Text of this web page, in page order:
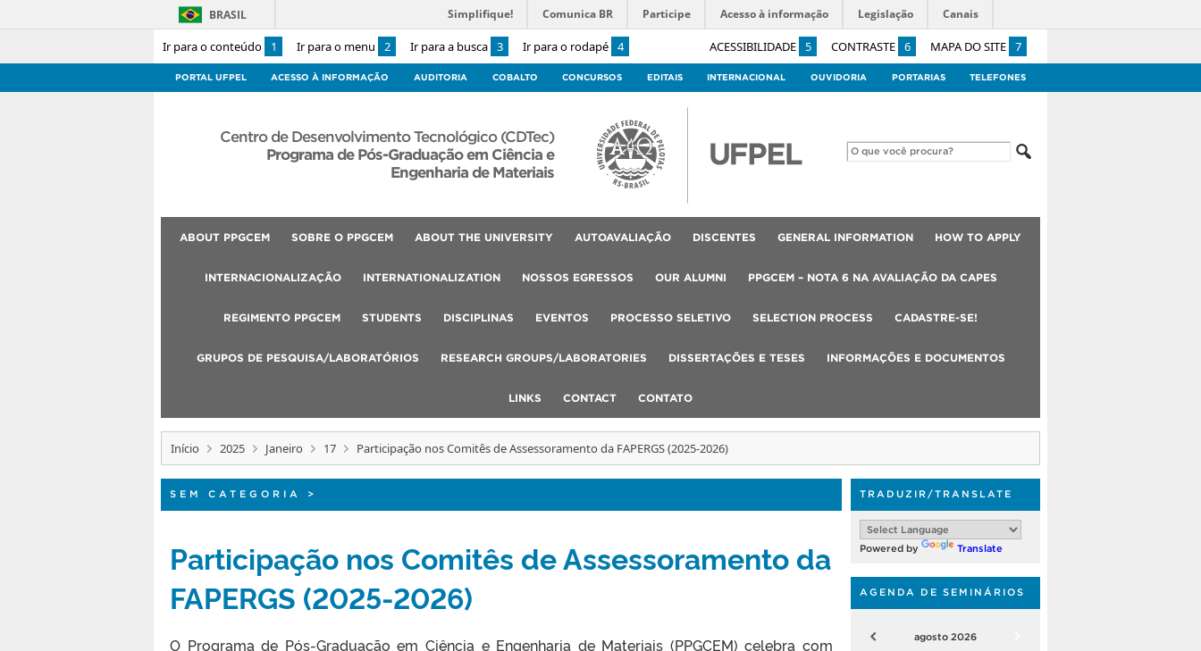
Ir para o conteúdo 1 Ir para o menu 2 Ir para a busca 3 Ir para o rodapé 4 ACESSIBILIDADE 5 CONTRASTE 6 MAPA DO SITE 7
BRASIL Simplifique! Comunica BR Participe Acesso à informação Legislação Canais
PORTAL UFPEL ACESSO À INFORMAÇÃO AUDITORIA COBALTO CONCURSOS EDITAIS INTERNACIONAL OUVIDORIA PORTARIAS TELEFONES
Centro de Desenvolvimento Tecnológico (CDTec)
Programa de Pós-Graduação em Ciência e
Engenharia de Materiais
ABOUT PPGCEM SOBRE O PPGCEM ABOUT THE UNIVERSITY AUTOAVALIAÇÃO DISCENTES GENERAL INFORMATION HOW TO APPLY
INTERNACIONALIZAÇÃO INTERNATIONALIZATION NOSSOS EGRESSOS OUR ALUMNI PPGCEM – NOTA 6 NA AVALIAÇÃO DA CAPES
REGIMENTO PPGCEM STUDENTS DISCIPLINAS EVENTOS PROCESSO SELETIVO SELECTION PROCESS CADASTRE-SE!
GRUPOS DE PESQUISA/LABORATÓRIOS RESEARCH GROUPS/LABORATORIES DISSERTAÇÕES E TESES INFORMAÇÕES E DOCUMENTOS
LINKS CONTACT CONTATO
Início 2025 Janeiro 17 Participação nos Comitês de Assessoramento da FAPERGS (2025-2026)
SEM CATEGORIA >
Participação nos Comitês de Assessoramento da
FAPERGS (2025-2026)
O Programa de Pós-Graduação em Ciência e Engenharia de Materiais (PPGCEM) celebra com
TRADUZIR/TRANSLATE
Powered by Translate
AGENDA DE SEMINÁRIOS
agosto 2026